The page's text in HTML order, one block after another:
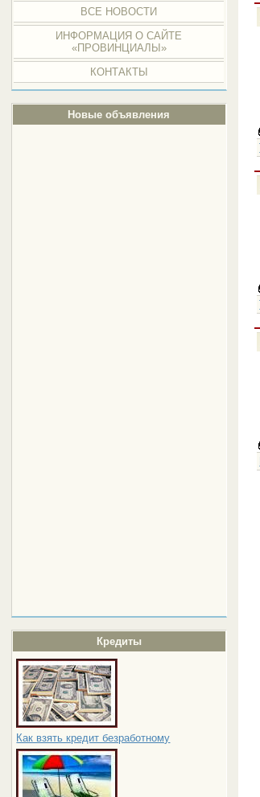
ВСЕ НОВОСТИ
ИНФОРМАЦИЯ О САЙТЕ
«ПРОВИНЦИАЛЫ»
КОНТАКТЫ
Новые объявления
Кредиты
Как взять кредит безработному